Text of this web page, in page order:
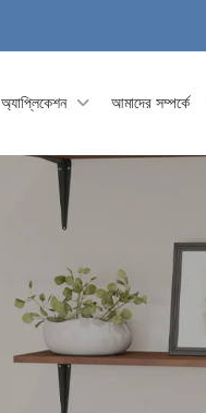
অ্যাপ্লিকেশন আমাদের সম্পর্কে